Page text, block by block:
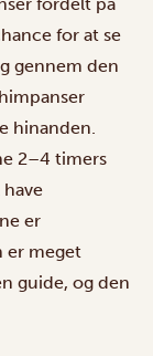
for at se
gennem den
hinanden.
2–4 timers
er
er meget
guide, og den